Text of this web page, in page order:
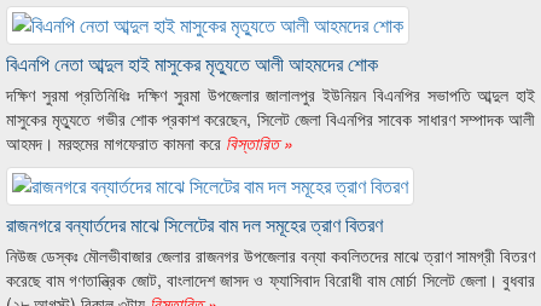
বিএনপি নেতা আব্দুল হাই মাসুকের মৃত্যুতে আলী আহমদের শোক
দক্ষিণ সুরমা প্রতিনিধিঃ দক্ষিণ সুরমা উপজেলার জালালপুর ইউনিয়ন বিএনপির সভাপতি আব্দুল হাই
মাসুকের মৃত্যুতে গভীর শোক প্রকাশ করেছেন, সিলেট জেলা বিএনপির সাবেক সাধারণ সম্পাদক আলী
আহমদ। মরহুমের মাগফেরাত কামনা করে বিস্তারিত »
রাজনগরে বন্যার্তদের মাঝে সিলেটের বাম দল সমূহের ত্রাণ বিতরণ
নিউজ ডেস্কঃ মৌলভীবাজার জেলার রাজনগর উপজেলার বন্যা কবলিতদের মাঝে ত্রাণ সামগ্রী বিতরণ
করেছে বাম গণতান্ত্রিক জোট, বাংলাদেশ জাসদ ও ফ্যাসিবাদ বিরোধী বাম মোর্চা সিলেট জেলা। বুধবার